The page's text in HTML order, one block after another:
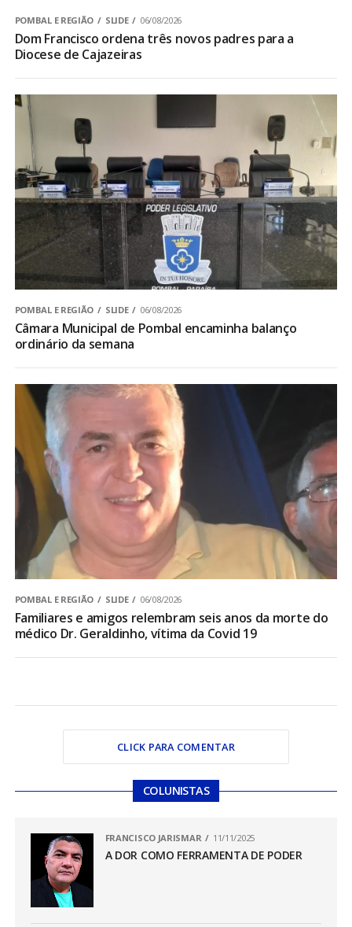
POMBAL E REGIÃO SLIDE 06/08/2026
Dom Francisco ordena três novos padres para a
Diocese de Cajazeiras
POMBAL E REGIÃO SLIDE 06/08/2026
Câmara Municipal de Pombal encaminha balanço
ordinário da semana
POMBAL E REGIÃO SLIDE 06/08/2026
Familiares e amigos relembram seis anos da morte do
médico Dr. Geraldinho, vítima da Covid 19
CLICK PARA COMENTAR
COLUNISTAS
FRANCISCO JARISMAR 11/11/2025
A DOR COMO FERRAMENTA DE PODER